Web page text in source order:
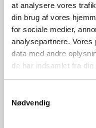
at analysere vores
din brug af vores
for sociale medier,
analysepartnere. Vores
data med andre
de har indsamlet fra
Nødvendig
Overall Product
Improved energy
Extra-long lifetime
GU10